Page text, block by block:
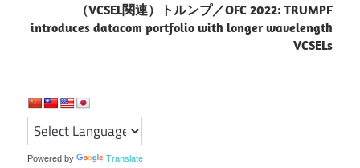
ビ
シ
ョ
（VCSEL関連）トルンプ／OFC 2022: TRUMPF
introduces datacom portfolio with longer wavelength
VCSELs
Powered by Translate